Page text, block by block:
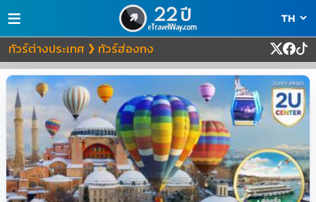
≡
ทัวร์ต่างประเทศ ❯ ทัวร์ฮ่องกง